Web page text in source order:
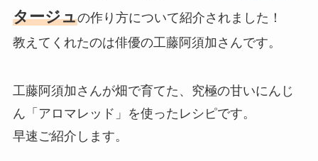
タージュの作り方について紹介されました！
教えてくれたのは俳優の工藤阿須加さんです。
工藤阿須加さんが畑で育てた、究極の甘いにんじ
ん「アロマレッド」を使ったレシピです。
早速ご紹介します。